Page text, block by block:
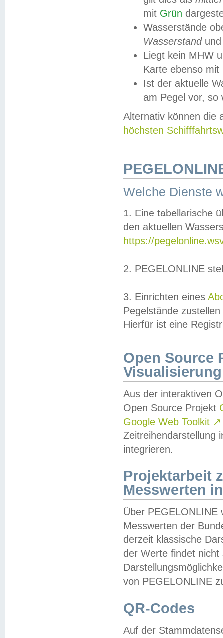
mit Grün
Wasserstände
Wasserstandund
Liegt kein MHW
Karte ebenso mit
Ist der aktuelle
am Pegel vor,
Alternativ können die
höchsten
Welche Dienste
1. Eine tabellarische
den aktuellen
https://
2. PEGELONLINE
3. Einrichten eines
Pegelstände
Hierfür ist eine
Open Source
Visualisierung
Aus der interaktiven
Open Source Projekt
Google Web Toolkit ↗
Zeitreihendarstellung
integrieren.
Projektarbeit
Messwerten
Über PEGELONLINE
Messwerten der
derzeit klassische
der Werte findet
von PEGELONLINE
QR-Codes
Auf der